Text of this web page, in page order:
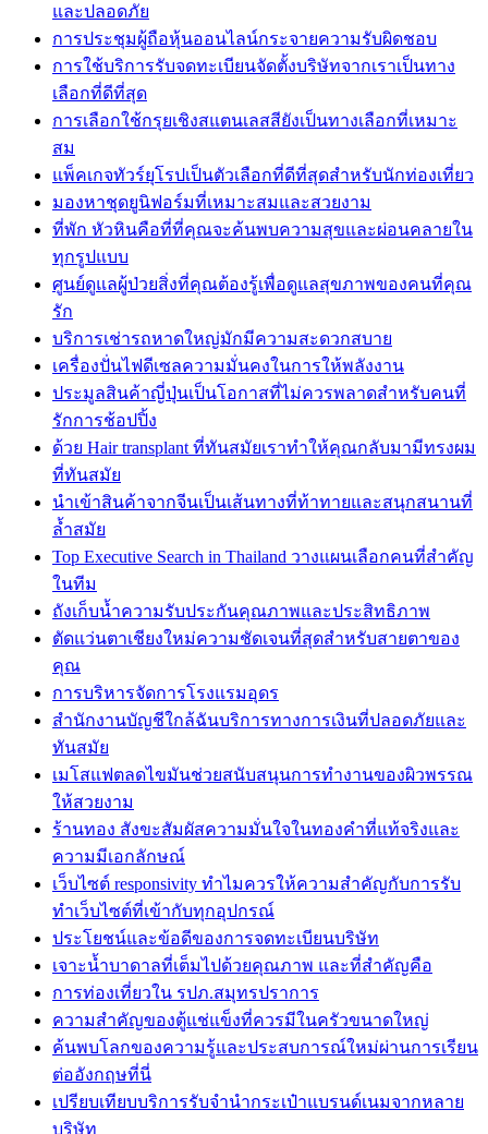
และปลอดภัย
การประชุมผู้ถือหุ้นออนไลน์กระจายความรับผิดชอบ
การใช้บริการรับจดทะเบียนจัดตั้งบริษัทจากเราเป็นทาง
เลือกที่ดีที่สุด
การเลือกใช้กรุยเชิงสแตนเลสสียังเป็นทางเลือกที่เหมาะ
สม
แพ็คเกจทัวร์ยุโรปเป็นตัวเลือกที่ดีที่สุดสำหรับนักท่องเที่ยว
มองหาชุดยูนิฟอร์มที่เหมาะสมและสวยงาม
ที่พัก หัวหินคือที่ที่คุณจะค้นพบความสุขและผ่อนคลายใน
ทุกรูปแบบ
ศูนย์ดูแลผู้ป่วยสิ่งที่คุณต้องรู้เพื่อดูแลสุขภาพของคนที่คุณ
รัก
บริการเช่ารถหาดใหญ่มักมีความสะดวกสบาย
เครื่องปั่นไฟดีเซลความมั่นคงในการให้พลังงาน
ประมูลสินค้าญี่ปุ่นเป็นโอกาสที่ไม่ควรพลาดสำหรับคนที่
รักการช้อปปิ้ง
ด้วย Hair transplant ที่ทันสมัยเราทำให้คุณกลับมามีทรงผม
ที่ทันสมัย
นำเข้าสินค้าจากจีนเป็นเส้นทางที่ท้าทายและสนุกสนานที่
ล้ำสมัย
Top Executive Search in Thailand วางแผนเลือกคนที่สำคัญ
ในทีม
ถังเก็บน้ำความรับประกันคุณภาพและประสิทธิภาพ
ตัดแว่นตาเชียงใหม่ความชัดเจนที่สุดสำหรับสายตาของ
คุณ
การบริหารจัดการโรงแรมอุดร
สำนักงานบัญชีใกล้ฉันบริการทางการเงินที่ปลอดภัยและ
ทันสมัย
เมโสแฟตลดไขมันช่วยสนับสนุนการทำงานของผิวพรรณ
ให้สวยงาม
ร้านทอง สังขะสัมผัสความมั่นใจในทองคำที่แท้จริงและ
ความมีเอกลักษณ์
เว็บไซต์ responsivity ทำไมควรให้ความสำคัญกับการรับ
ทำเว็บไซต์ที่เข้ากับทุกอุปกรณ์
ประโยชน์และข้อดีของการจดทะเบียนบริษัท
เจาะน้ำบาดาลที่เต็มไปด้วยคุณภาพ และที่สำคัญคือ
การท่องเที่ยวใน รปภ.สมุทรปราการ
ความสำคัญของตู้แช่แข็งที่ควรมีในครัวขนาดใหญ่
ค้นพบโลกของความรู้และประสบการณ์ใหม่ผ่านการเรียน
ต่ออังกฤษที่นี่
เปรียบเทียบบริการรับจำนำกระเป๋าแบรนด์เนมจากหลาย
บริษัท